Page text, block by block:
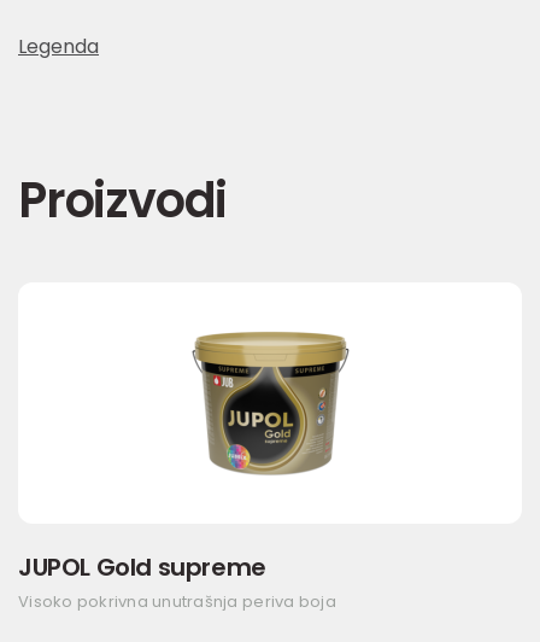
Legenda
Proizvodi
JUPOL Gold supreme
Visoko pokrivna unutrašnja periva boja